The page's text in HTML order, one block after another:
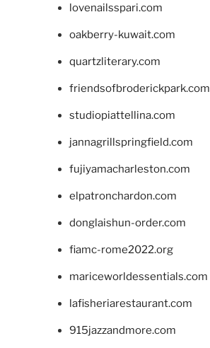
lovenailsspari.com
oakberry-kuwait.com
quartzliterary.com
friendsofbroderickpark.com
studiopiattellina.com
jannagrillspringfield.com
fujiyamacharleston.com
elpatronchardon.com
donglaishun-order.com
fiamc-rome2022.org
mariceworldessentials.com
lafisheriarestaurant.com
915jazzandmore.com